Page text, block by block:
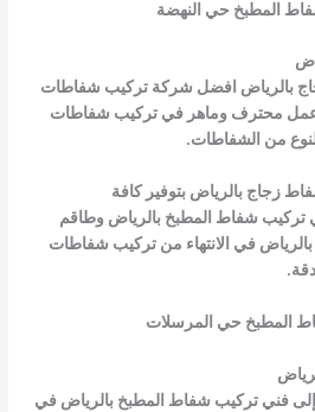
المطبخ حي النهضة
بالرياض افضل شركةتركيب شفاطات
عمل محترف وماهر فيتركيب شفاطات
من الشفاطات.
زجاج بالرياض بتوفير كافة
تركيب شفاط المطبخ بالرياض وطاقم
في الانتهاء منتركيب شفاطات
المطبخ حي المرسلات
إلىفني تركيب شفاط المطبخ بالرياض في